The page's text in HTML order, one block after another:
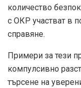
количество
с ОКР участват в
справяне.
Примери за тези
компулсивно
търсене на